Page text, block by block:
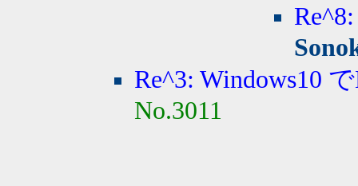
Re^3: Windows10
No.3011